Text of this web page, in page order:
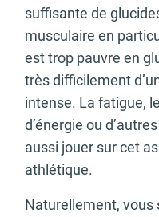
suffisante de
musculaire en
est trop pauvre en
très difficilement
intense. La fatigue,
d’énergie ou
aussi jouer sur cet
athlétique.
Naturellement, vous